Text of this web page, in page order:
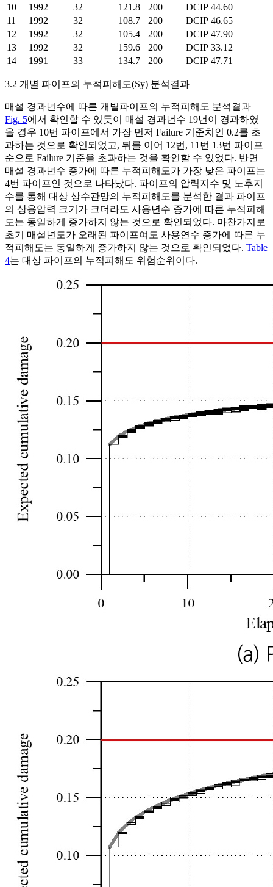
10
1992 32 121.8 200 DCIP 44.60
11
1992 32 108.7 200 DCIP 46.65
12
1992 32 105.4 200 DCIP 47.90
13
1992 32 159.6 200 DCIP 33.12
14
1991 33 134.7 200 DCIP 47.71
3.2 개별 파이프의 누적피해도(Sy) 분석결과
매설 경과년수에 따른 개별파이프의 누적피해도 분석결과
Fig. 5에서 확인할 수 있듯이 매설 경과년수 19년이 경과하였
을 경우 10번 파이프에서 가장 먼저 Failure 기준치인 0.2를 초
과하는 것으로 확인되었고, 뒤를 이어 12번, 11번 13번 파이프
순으로 Failure 기준을 초과하는 것을 확인할 수 있었다. 반면
매설 경과년수 증가에 따른 누적피해도가 가장 낮은 파이프는
4번 파이프인 것으로 나타났다. 파이프의 압력지수 및 노후지
수를 통해 대상 상수관망의 누적피해도를 분석한 결과 파이프
의 상용압력 크기가 크더라도 사용년수 증가에 따른 누적피해
도는 동일하게 증가하지 않는 것으로 확인되었다. 마찬가지로
초기 매설년도가 오래된 파이프여도 사용연수 증가에 따른 누
적피해도는 동일하게 증가하지 않는 것으로 확인되었다. Table
4는 대상 파이프의 누적피해도 위험순위이다.